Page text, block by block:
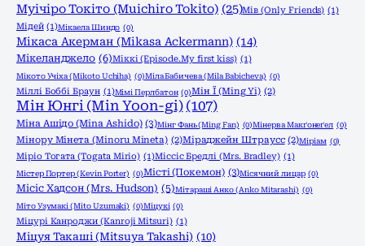
Муічіро Токіто (Muichiro Tokito) (25)Мів (Only Friends) (1)
Мідей (1)Мікаела Шиндо (0)
Мікаса Акерман (Mikasa Ackermann) (14)
Мікеланджело (6)Міккі (Episode.My first kiss) (1)
Мікото Учіха (Mikoto Uchiha) (0)Міла Бабичева (Mila Babicheva) (0)
Міллі Боббі Браун (1)Мімі Перлбатон (0)Мін Ї (Ming Yi) (2)
Мін Юнгі (Min Yoon-gi) (107)
Міна Ашідо (Mina Ashido) (3)Мінг Фань (Ming Fan) (0)Мінерва Макґонеґел (0)
Мінору Мінета (Minoru Mineta) (2)Міраджейн Штраусс (2)Міріам (0)
Міріо Тогата (Togata Mirio) (1)Міссіс Бредлі (Mrs. Bradley) (1)
Містер Портер (Kevin Porter) (0)Місті (Покемон) (3)Місячний лицар (0)
Місіс Хадсон (Mrs. Hudson) (5)Мітараші Анко (Anko Mitarashi) (0)
Міто Узумакі (Mito Uzumaki) (0)Міцукі (0)
Міцурі Канроджи (Kanroji Mitsuri) (1)
Міцуя Такаші (Mitsuya Takashi) (10)